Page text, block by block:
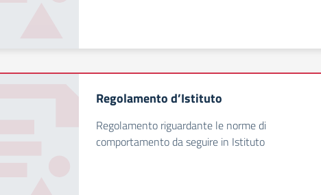
Regolamento d’Istituto
Regolamento riguardante le norme di
comportamento da seguire in Istituto